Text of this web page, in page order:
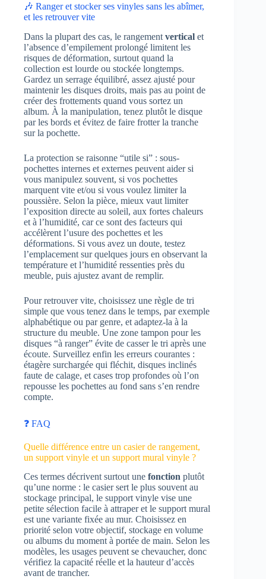
🎶 Ranger et stocker ses vinyles sans les abîmer,
et les retrouver vite
Dans la plupart des cas, le rangement vertical et
l’absence d’empilement prolongé limitent les
risques de déformation, surtout quand la
collection est lourde ou stockée longtemps.
Gardez un serrage équilibré, assez ajusté pour
maintenir les disques droits, mais pas au point de
créer des frottements quand vous sortez un
album. À la manipulation, tenez plutôt le disque
par les bords et évitez de faire frotter la tranche
sur la pochette.
La protection se raisonne “utile si” : sous-
pochettes internes et externes peuvent aider si
vous manipulez souvent, si vos pochettes
marquent vite et/ou si vous voulez limiter la
poussière. Selon la pièce, mieux vaut limiter
l’exposition directe au soleil, aux fortes chaleurs
et à l’humidité, car ce sont des facteurs qui
accélèrent l’usure des pochettes et les
déformations. Si vous avez un doute, testez
l’emplacement sur quelques jours en observant la
température et l’humidité ressenties près du
meuble, puis ajustez avant de remplir.
Pour retrouver vite, choisissez une règle de tri
simple que vous tenez dans le temps, par exemple
alphabétique ou par genre, et adaptez-la à la
structure du meuble. Une zone tampon pour les
disques “à ranger” évite de casser le tri après une
écoute. Surveillez enfin les erreurs courantes :
étagère surchargée qui fléchit, disques inclinés
faute de calage, et cases trop profondes où l’on
repousse les pochettes au fond sans s’en rendre
compte.
❓ FAQ
Quelle différence entre un casier de rangement,
un support vinyle et un support mural vinyle ?
Ces termes décrivent surtout une fonction plutôt
qu’une norme : le casier sert le plus souvent au
stockage principal, le support vinyle vise une
petite sélection facile à attraper et le support mural
est une variante fixée au mur. Choisissez en
priorité selon votre objectif, stockage en volume
ou albums du moment à portée de main. Selon les
modèles, les usages peuvent se chevaucher, donc
vérifiez la capacité réelle et la hauteur d’accès
avant de trancher.